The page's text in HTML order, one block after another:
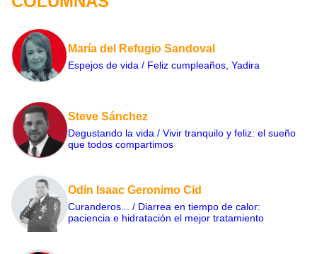
María del Refugio Sandoval
Espejos de vida / Feliz cumpleaños, Yadira
Steve Sánchez
Degustando la vida / Vivir tranquilo y feliz: el sueño
que todos compartimos
Odín Isaac Geronimo Cid
Curanderos... / Diarrea en tiempo de calor:
paciencia e hidratación el mejor tratamiento